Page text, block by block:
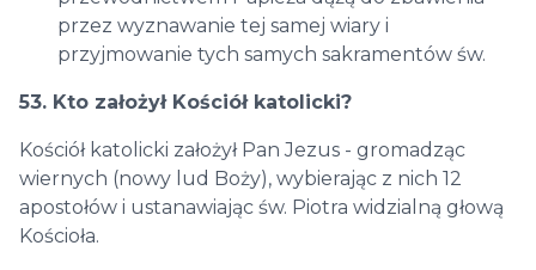
przez wyznawanie tej samej wiary i
przyjmowanie tych samych sakramentów św.
53. Kto założył Kościół katolicki?
Kościół katolicki założył Pan Jezus - gromadząc
wiernych (nowy lud Boży), wybierając z nich 12
apostołów i ustanawiając św. Piotra widzialną głową
Kościoła.